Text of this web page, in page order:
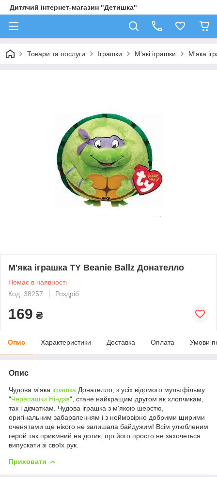
Дитячий інтернет-магазин "Детишка"
Товари та послуги Іграшки М'які іграшки М'яка
М'яка іграшка TY Beanie Ballz Донателло
Немає в наявності
Код: 38257
Роздріб
169 ₴
Опис Характеристики Доставка Оплата Умови
Опис
Чудова м'яка іграшка Донателло, з усіх відомого мультфільму
"Черепашки Ніндзя", стане найкращим другом як хлопчикам,
так і дівчаткам. Чудова іграшка з м'якою шерстю,
оригінальним забарвленням і з неймовірно добрими щирими
оченятами ще нікого не залишала байдужим! Всім улюбленим
герой так приємний на дотик, що його просто не захочеться
випускати зі своїх рук.
Приховати